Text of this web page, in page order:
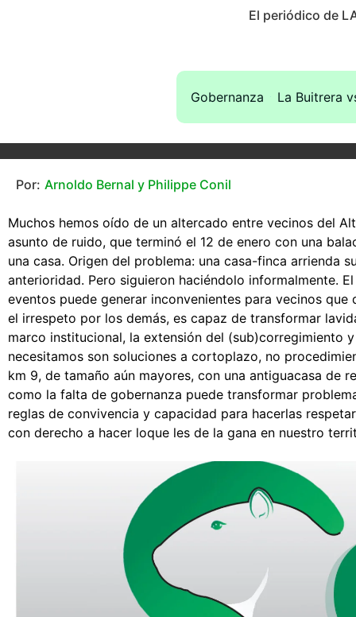
El periódico de
Gobernanza La Buitrera
Por: Arnoldo Bernal y Philippe Conil
Muchos hemos oído de un altercado entre vecinos del
asunto de ruido, que terminó el 12 de enero con una
una casa. Origen del problema: una casa-finca arrienda
anterioridad. Pero siguieron haciéndolo informalmente.
eventos puede generar inconvenientes para vecinos
el irrespeto por los demás, es capaz de transformar
marco institucional, la extensión del (sub)corregimiento
necesitamos son soluciones a cortoplazo, no
km 9, de tamaño aún mayores, con una antiguacasa de
como la falta de gobernanza puede transformar
reglas de convivencia y capacidad para hacerlas
con derecho a hacer loque les de la gana en nuestro